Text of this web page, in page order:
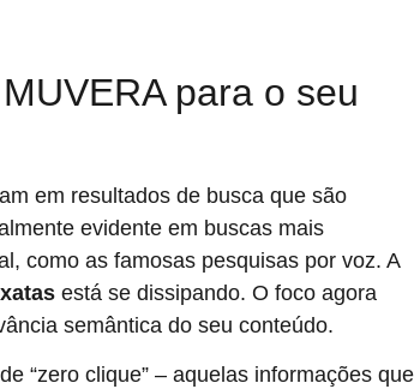
para o seu
em resultados de busca que são
evidente em buscas mais
como as famosas pesquisas por voz. A
está se dissipando. O foco agora
semântica do seu conteúdo.
“zero clique” – aquelas informações que